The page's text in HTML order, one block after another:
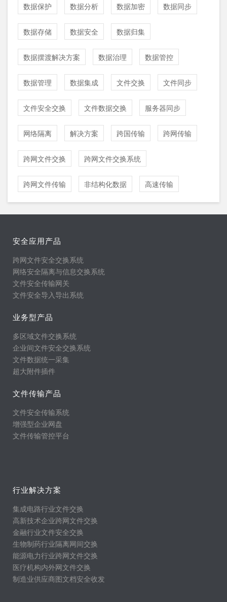
数据保护 数据分析 数据加密 数据同步
数据存储 数据安全 数据归集
数据摆渡解决方案 数据治理 数据管控
数据管理 数据集成 文件交换 文件同步
文件安全交换 文件数据交换 服务器同步
网络隔离 解决方案 跨国传输 跨网传输
跨网文件交换 跨网文件交换系统
跨网文件传输 非结构化数据 高速传输
安全应用产品
跨网文件安全交换系统
网络安全隔离与信息交换系统
文件安全传输网关
文件安全导入导出系统
业务型产品
多区域文件交换系统
企业间文件安全交换系统
文件数据统一采集
超大附件插件
文件传输产品
文件安全传输系统
增强型企业网盘
文件传输管控平台
行业解决方案
集成电路行业文件交换
高新技术企业跨网文件交换
金融行业文件安全交换
生物制药行业隔离网间交换
能源电力行业跨网文件交换
医疗机构内外网文件交换
制造业供应商图文档安全收发